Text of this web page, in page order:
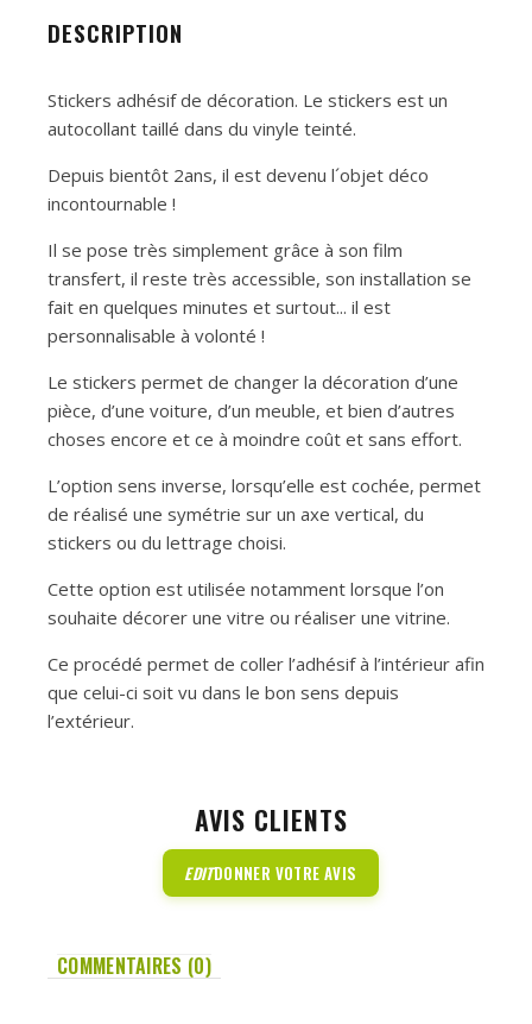
DESCRIPTION
Stickers adhésif de décoration. Le stickers est un
autocollant taillé dans du vinyle teinté.
Depuis bientôt 2ans, il est devenu l´objet déco
incontournable !
Il se pose très simplement grâce à son film
transfert, il reste très accessible, son installation se
fait en quelques minutes et surtout... il est
personnalisable à volonté !
Le stickers permet de changer la décoration d’une
pièce, d’une voiture, d’un meuble, et bien d’autres
choses encore et ce à moindre coût et sans effort.
L’option sens inverse, lorsqu’elle est cochée, permet
de réalisé une symétrie sur un axe vertical, du
stickers ou du lettrage choisi.
Cette option est utilisée notamment lorsque l’on
souhaite décorer une vitre ou réaliser une vitrine.
Ce procédé permet de coller l’adhésif à l’intérieur afin
que celui-ci soit vu dans le bon sens depuis
l’extérieur.
AVIS CLIENTS
EDITDONNER VOTRE AVIS
COMMENTAIRES (0)